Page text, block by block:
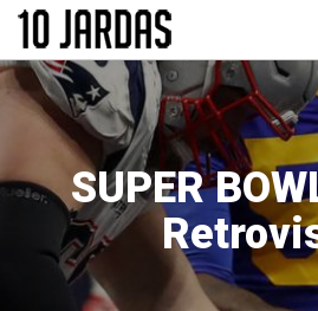
Pular
o
conteúdo
principal
SUPER